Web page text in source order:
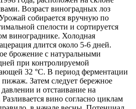
Возраст виноградных лоз
Урожай собирается вручную по
спелости и сортируется
винограднике. Холодная
длится около 5-6 дней.
брожение с натуральными
при контролируемой
32 °C. В период ферментации
пижаж. Затем следует бережное
и отстаивание на
вино согласно циклам